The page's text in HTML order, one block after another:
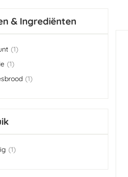
& Ingrediënten
1
item
1
item
1
item
1
item